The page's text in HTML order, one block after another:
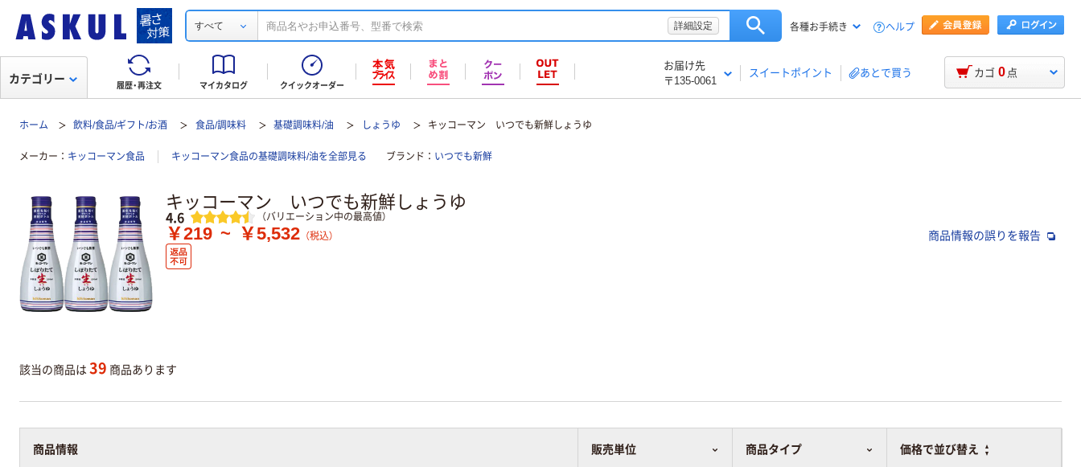
すべて 詳細設定 各種お手続き ヘルプ
履歴・再注文 マイカタログ クイックオーダー
お届け先
〒135-0061
スイートポイント あとで買う
カテゴリー カゴ 0 点
ホーム 飲料/食品/ギフト/お酒 食品/調味料 基礎調味料/油 しょうゆ キッコーマン いつでも新鮮しょうゆ
メーカー キッコーマン食品 キッコーマン食品の基礎調味料/油を全部見る ブランド いつでも新鮮
キッコーマン いつでも新鮮しょうゆ
レビュー
4.6 （バリエーション中の最高値）
￥219 ~ ￥5,532 （税込） 商品情報の誤りを報告
該当の商品は 39 商品あります
商品情報 販売単位 商品タイプ 価格で並び替え
商品情報 販売単位 商品タイプ 価格で並び替え